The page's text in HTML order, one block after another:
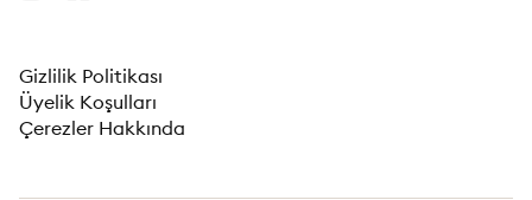
Gizlilik Politikası
Üyelik Koşulları
Çerezler Hakkında